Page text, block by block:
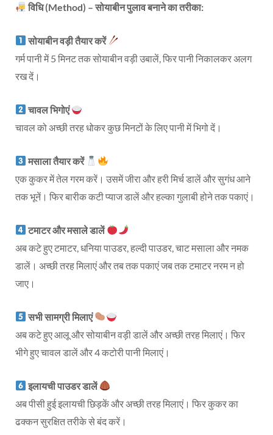
विधि (Method) – सोयाबीन पुलाव बनाने का तरीका:
सोयाबीन वड़ी तैयार करें
गर्म पानी में 5 मिनट तक सोयाबीन वड़ी उबालें, फिर पानी निकालकर अलग
रख दें।
चावल भिगोएं
चावल को अच्छी तरह धोकर कुछ मिनटों के लिए पानी में भिगो दें।
मसाला तैयार करें
एक कुकर में तेल गरम करें। उसमें जीरा और हरी मिर्च डालें और सुगंध आने
तक भूनें। फिर बारीक कटी प्याज डालें और हल्का गुलाबी होने तक पकाएं।
टमाटर और मसाले डालें
अब कटे हुए टमाटर, धनिया पाउडर, हल्दी पाउडर, चाट मसाला और नमक
डालें। अच्छी तरह मिलाएं और तब तक पकाएं जब तक टमाटर नरम न हो
जाए।
सभी सामग्री मिलाएं
अब कटे हुए आलू और सोयाबीन वड़ी डालें और अच्छी तरह मिलाएं। फिर
भीगे हुए चावल डालें और 4 कटोरी पानी मिलाएं।
इलायची पाउडर डालें
अब पीसी हुई इलायची छिड़कें और अच्छी तरह मिलाएं। फिर कुकर का
ढक्कन सुरक्षित तरीके से बंद करें।